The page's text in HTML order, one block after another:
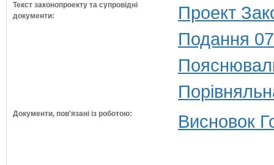
Текст законопроекту та супровідні
документи:
Проект
Подання
Документи, пов'язані із роботою: Висновок